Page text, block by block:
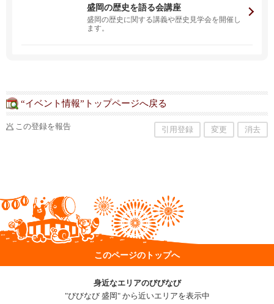
盛岡の歴史を語る会講座
盛岡の歴史に関する講義や歴史見学会を開催し
ます。
“イベント情報”トップページへ戻る
この登録を報告 引用登録 変更 消去
このページのトップへ
身近なエリアのびびなび
"びびなび 盛岡" から近いエリアを表示中